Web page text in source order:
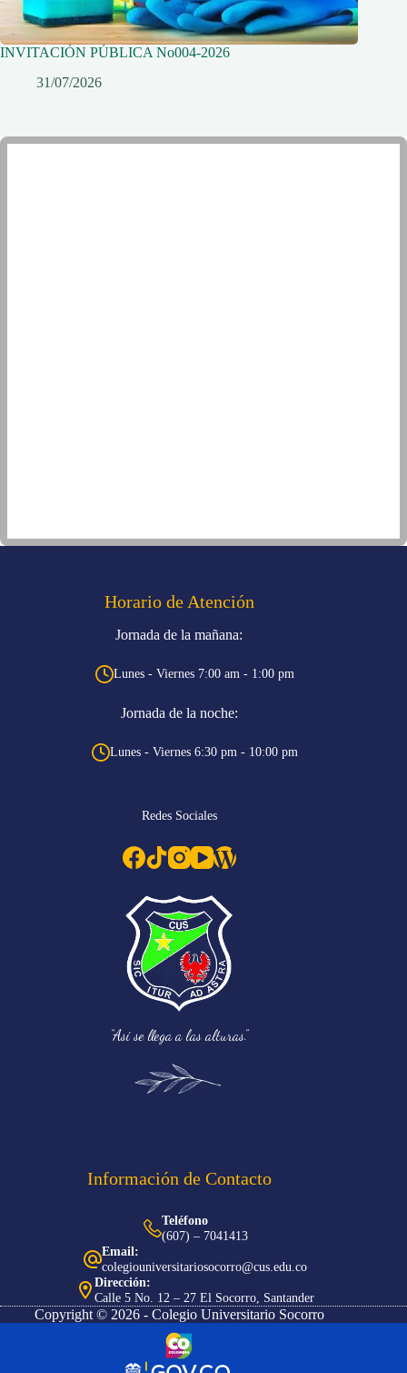
INVITACIÓN PÚBLICA No004-2026
31/07/2026
Horario de Atención
Jornada de la mañana:
Lunes - Viernes 7:00 am - 1:00 pm
Jornada de la noche:
Lunes - Viernes 6:30 pm - 10:00 pm
Redes Sociales
“Así se llega a las alturas.”
Información de Contacto
Teléfono
(607) – 7041413
Email:
colegiouniversitariosocorro@cus.edu.co
Dirección:
Calle 5 No. 12 – 27 El Socorro, Santander
Copyright © 2026 - Colegio Universitario Socorro